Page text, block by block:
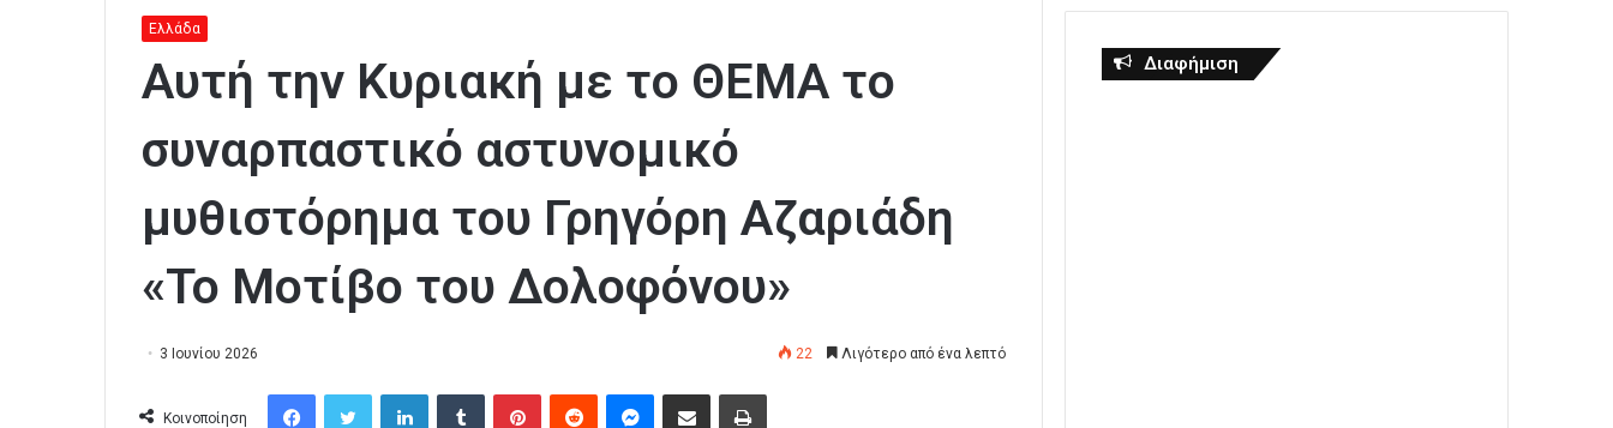
Ελλάδα
Αυτή την Κυριακή με το ΘΕMA το
συναρπαστικό αστυνομικό
μυθιστόρημα του Γρηγόρη Αζαριάδη
«Το Μοτίβο του Δολοφόνου»
3 Ιουνίου 2026 22 Λιγότερο από ένα λεπτό
Κοινοποίηση
Διαφήμιση